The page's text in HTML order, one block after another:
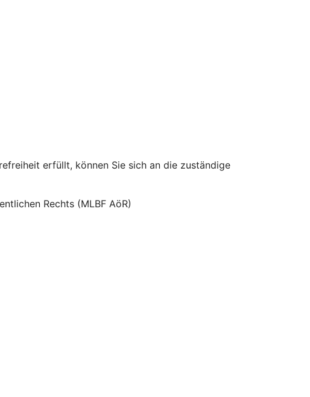
erfüllt, können Sie sich an die zuständige
Rechts (MLBF AöR)